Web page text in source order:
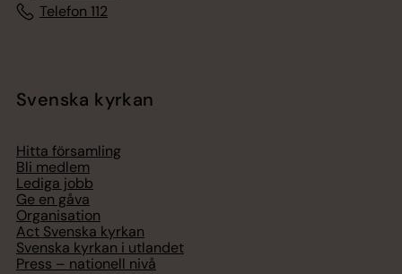
Telefon 112
Svenska kyrkan
Hitta församling
Bli medlem
Lediga jobb
Ge en gåva
Organisation
Act Svenska kyrkan
Svenska kyrkan i utlandet
Press – nationell nivå